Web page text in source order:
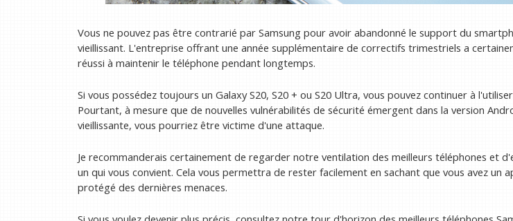
Vous ne pouvez pas être contrarié par Samsung pour avoir abandonné le support du
vieillissant. L'entreprise offrant une année supplémentaire de correctifs trimestriels a
réussi à maintenir le téléphone pendant longtemps.
Si vous possédez toujours un Galaxy S20, S20 + ou S20 Ultra, vous pouvez continuer à
Pourtant, à mesure que de nouvelles vulnérabilités de sécurité émergent dans la version
vieillissante, vous pourriez être victime d'une attaque.
Je recommanderais certainement de regarder notre ventilation des meilleurs téléphones et
un qui vous convient. Cela vous permettra de rester facilement en sachant que vous avez un
protégé des dernières menaces.